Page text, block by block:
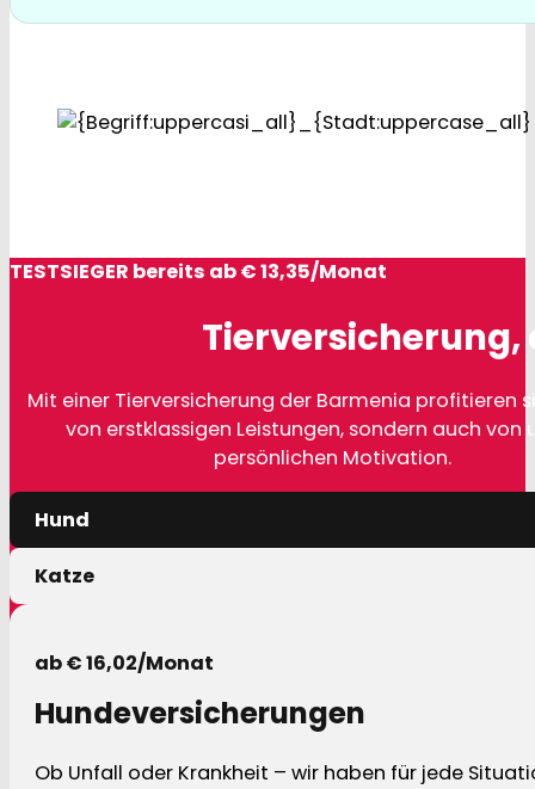
TESTSIEGER bereits ab € 13,35/Monat
Tierversicherung,
Mit einer Tierversicherung der Barmenia profitieren
von erstklassigen Leistungen, sondern auch von
persönlichen Motivation.
Hund
Katze
ab € 16,02/Monat
Hundeversicherungen
Ob Unfall oder Krankheit – wir haben für jede